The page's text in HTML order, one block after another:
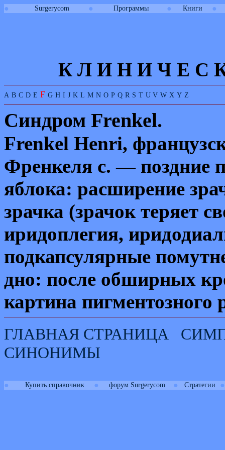
● Surgerycom ● Программы ● Книги ●
К Л И Н И Ч Е С
A B C D E F G H I J K L M N O P Q R S T U V W X Y Z
Синдром Frenkel.
Frenkel Henri,
Френкеля с. — поздние
яблока: расширение
зрачка (зрачок теряет
иридоплегия,
подкапсулярные
дно: после обширных
картина пигментозного
ГЛАВНАЯ СТРАНИЦА
СИНОНИМЫ
● Купить справочник ● форум Surgerycom ● Стратегии ●